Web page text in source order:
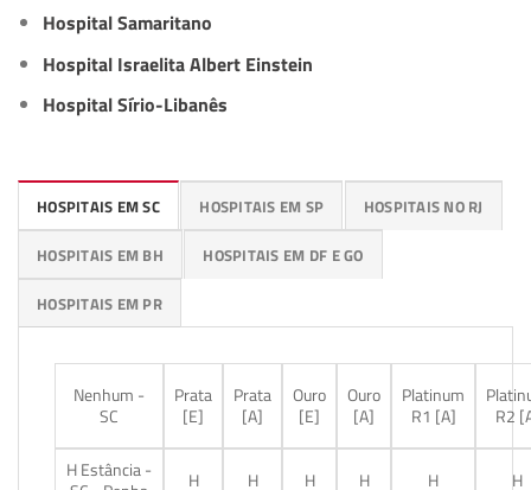
Hospital Samaritano
Hospital Israelita Albert Einstein
Hospital Sírio-Libanês
HOSPITAIS EM SC HOSPITAIS EM SP HOSPITAIS NO RJ
HOSPITAIS EM BH HOSPITAIS EM DF E GO
HOSPITAIS EM PR
Nenhum -
SC
Prata
[E]
Prata
[A]
Ouro
[E]
Ouro
[A]
Platinum
R1 [A]
R2
H Estância -
H H H H H H